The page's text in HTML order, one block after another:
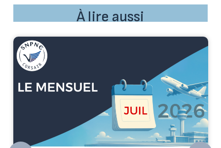
À lire aussi